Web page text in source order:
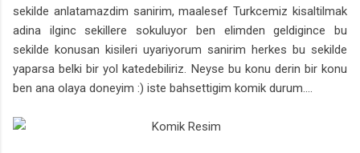
sekilde anlatamazdim sanirim, maalesef Turkcemiz kisaltilmak
adina ilginc sekillere sokuluyor ben elimden geldigince bu
sekilde konusan kisileri uyariyorum sanirim herkes bu sekilde
yaparsa belki bir yol katedebiliriz. Neyse bu konu derin bir konu
ben ana olaya doneyim :) iste bahsettigim komik durum....